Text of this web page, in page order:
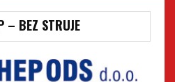
– BEZ STRUJE